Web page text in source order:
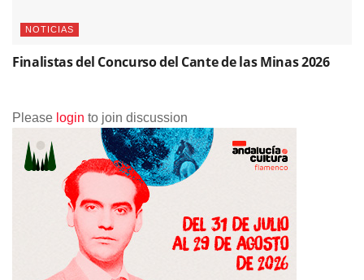
NOTICIAS
Finalistas del Concurso del Cante de las Minas 2026
Please login to join discussion